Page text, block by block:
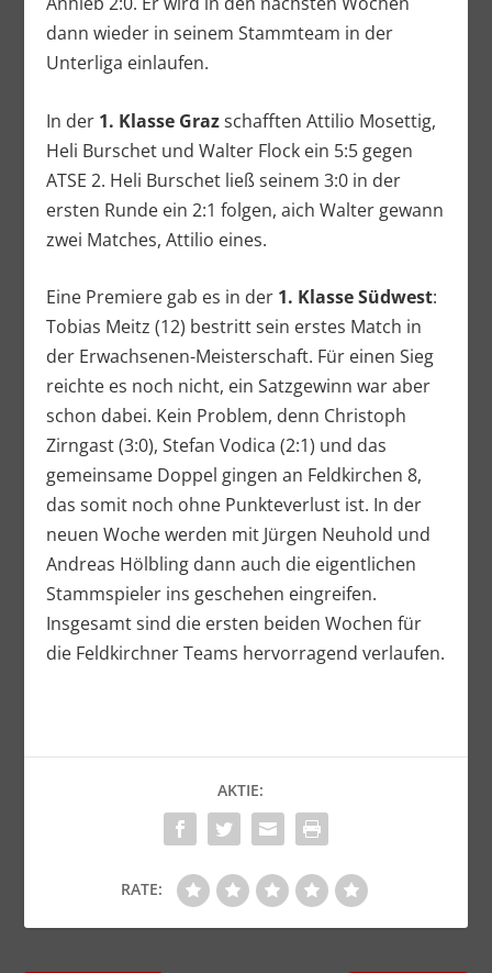
dann wieder in seinem Stammteam in der
Unterliga einlaufen.
In der 1. Klasse Grazschafften Attilio Mosettig,
Heli Burschet und Walter Flock ein 5:5 gegen
ATSE 2. Heli Burschet ließ seinem 3:0 in der
ersten Runde ein 2:1 folgen, aich Walter gewann
zwei Matches, Attilio eines.
Eine Premiere gab es in der 1. Klasse Südwest:
Tobias Meitz (12) bestritt sein erstes Match in
der Erwachsenen-Meisterschaft. Für einen Sieg
reichte es noch nicht, ein Satzgewinn war aber
schon dabei. Kein Problem, denn Christoph
Zirngast (3:0), Stefan Vodica (2:1) und das
gemeinsame Doppel gingen an Feldkirchen 8,
das somit noch ohne Punkteverlust ist. In der
neuen Woche werden mit Jürgen Neuhold und
Andreas Hölbling dann auch die eigentlichen
Stammspieler ins geschehen eingreifen.
Insgesamt sind die ersten beiden Wochen für
die Feldkirchner Teams hervorragend verlaufen.
AKTIE:
RATE: